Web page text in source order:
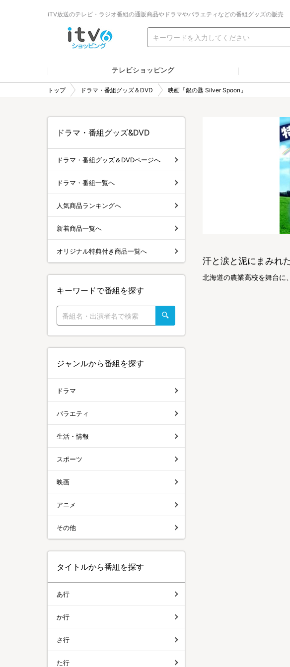
iTV放送のテレビ・ラジオ番組の通販商品やドラマやバラエティなどの番組グッズの販売
テレビショッピング
トップ ドラマ・番組グッズ＆DVD 映画「銀の匙 Silver Spoon」
汗と涙と泥にまみれ
北海道の農業高校を舞台に
ドラマ・番組グッズ&DVD
ドラマ・番組グッズ＆DVDページへ
ドラマ・番組一覧へ
人気商品ランキングへ
新着商品一覧へ
オリジナル特典付き商品一覧へ
キーワードで番組を探す
ジャンルから番組を探す
ドラマ
バラエティ
生活・情報
スポーツ
映画
アニメ
その他
タイトルから番組を探す
あ行
か行
さ行
た行